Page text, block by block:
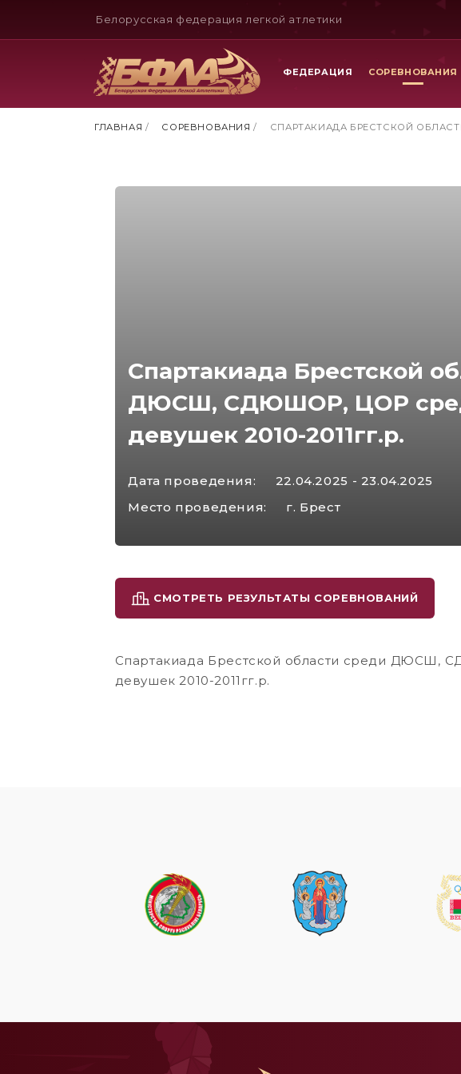
Белорусская федерация легкой атлетики
ФЕДЕРАЦИЯ СОРЕВНОВАНИЯ
ГЛАВНАЯ / СОРЕВНОВАНИЯ / СПАРТАКИАДА БРЕСТСКОЙ
Спартакиада Брестской
ДЮСШ, СДЮШОР, ЦОР
девушек 2010-2011гг.р.
Дата проведения:
22.04.2025 - 23.04.2025
Место проведения:
г. Брест
СМОТРЕТЬ РЕЗУЛЬТАТЫ СОРЕВНОВАНИЙ
Спартакиада Брестской области среди
девушек 2010-2011гг.р.